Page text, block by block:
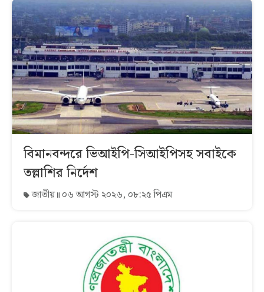
বিমানবন্দরে ভিআইপি-সিআইপিসহ সবাইকে
তল্লাশির নির্দেশ
জাতীয় ০৬ আগস্ট ২০২৬, ০৮:২৫ পিএম